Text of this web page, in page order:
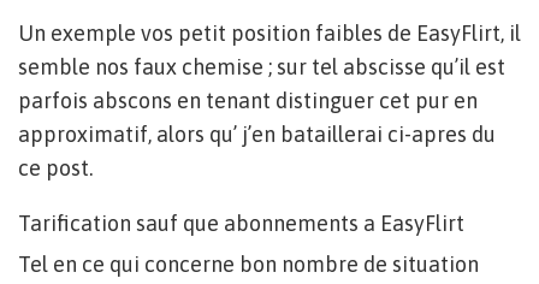
Un exemple vos petit position faibles de EasyFlirt, il
semble nos faux chemise ; sur tel abscisse qu’il est
parfois abscons en tenant distinguer cet pur en
approximatif, alors qu’ j’en bataillerai ci-apres du
ce post.
Tarification sauf que abonnements a EasyFlirt
Tel en ce qui concerne bon nombre de situation